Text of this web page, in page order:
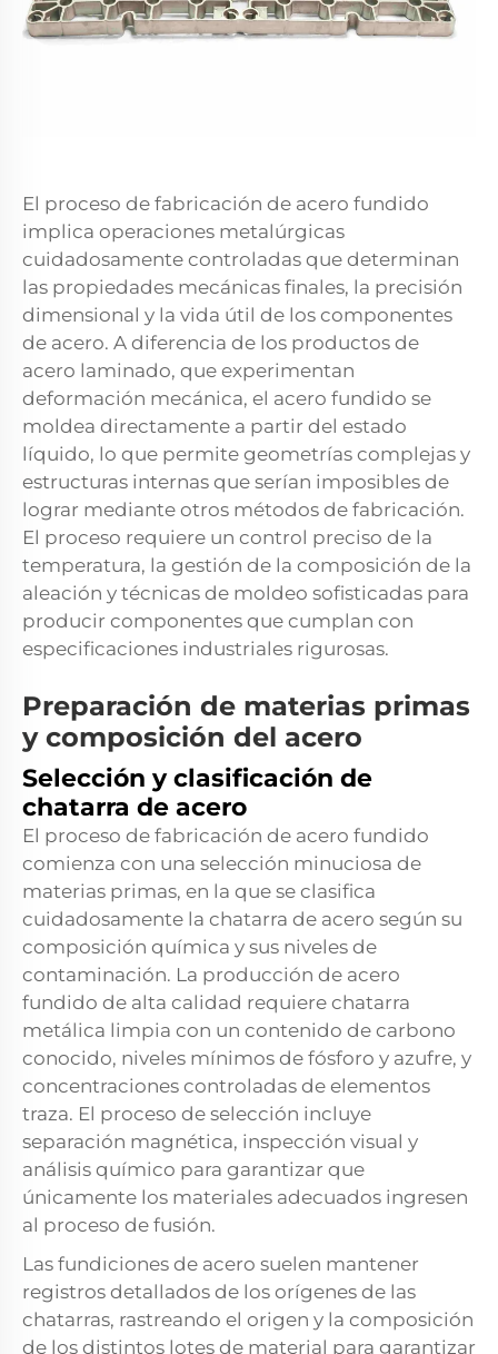
El proceso de fabricación de acero fundido
implica operaciones metalúrgicas
cuidadosamente controladas que determinan
las propiedades mecánicas finales, la precisión
dimensional y la vida útil de los componentes
de acero. A diferencia de los productos de
acero laminado, que experimentan
deformación mecánica, el acero fundido se
moldea directamente a partir del estado
líquido, lo que permite geometrías complejas y
estructuras internas que serían imposibles de
lograr mediante otros métodos de fabricación.
El proceso requiere un control preciso de la
temperatura, la gestión de la composición de la
aleación y técnicas de moldeo sofisticadas para
producir componentes que cumplan con
especificaciones industriales rigurosas.
Preparación de materias primas
y composición del acero
Selección y clasificación de
chatarra de acero
El proceso de fabricación de acero fundido
comienza con una selección minuciosa de
materias primas, en la que se clasifica
cuidadosamente la chatarra de acero según su
composición química y sus niveles de
contaminación. La producción de acero
fundido de alta calidad requiere chatarra
metálica limpia con un contenido de carbono
conocido, niveles mínimos de fósforo y azufre, y
concentraciones controladas de elementos
traza. El proceso de selección incluye
separación magnética, inspección visual y
análisis químico para garantizar que
únicamente los materiales adecuados ingresen
al proceso de fusión.
Las fundiciones de acero suelen mantener
registros detallados de los orígenes de las
chatarras, rastreando el origen y la composición
de los distintos lotes de material para garantizar